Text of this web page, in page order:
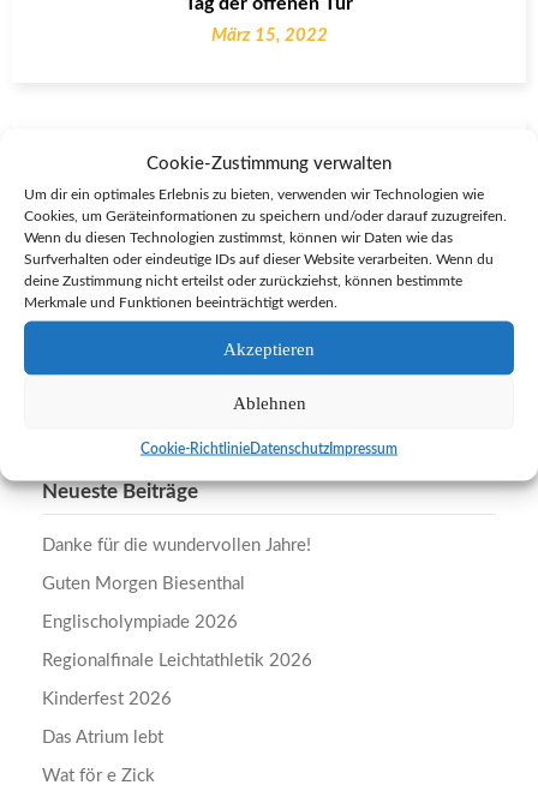
Cookie-Zustimmung verwalten
Um dir ein optimales Erlebnis zu bieten, verwenden wir Technologien wie
Cookies, um Geräteinformationen zu speichern und/oder darauf zuzugreifen.
Wenn du diesen Technologien zustimmst, können wir Daten wie das
Surfverhalten oder eindeutige IDs auf dieser Website verarbeiten. Wenn du
deine Zustimmung nicht erteilst oder zurückziehst, können bestimmte
Merkmale und Funktionen beeinträchtigt werden.
Akzeptieren
Ablehnen
Cookie-Richtlinie Datenschutz Impressum
März 15, 2022
Termine 2021/2022
August 23, 2021
Kuchenbasar
Februar 27, 2023
Neueste Beiträge
Danke für die wundervollen Jahre!
Guten Morgen Biesenthal
Englischolympiade 2026
Regionalfinale Leichtathletik 2026
Kinderfest 2026
Das Atrium lebt
Wat för e Zick